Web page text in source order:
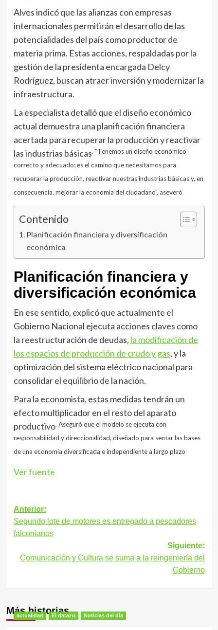
Alves indicó que las alianzas con empresas
internacionales permitirán el desarrollo de las
potencialidades del país como productor de
materia prima. Estas acciones, respaldadas por la
gestión de la presidenta encargada Delcy
Rodríguez, buscan atraer inversión y modernizar la
infraestructura.
La especialista detalló que el diseño económico
actual demuestra una planificación financiera
acertada para recuperar la producción y reactivar
las industrias básicas. “Tenemos un diseño económico
correcto y adecuado; es el camino que necesitamos para
recuperar la producción, reactivar nuestras industrias básicas y, en
consecuencia, mejorar la economía del ciudadano”, aseveró
Contenido
Planificación financiera y diversificación
económica
Planificación financiera y
diversificación económica
En ese sentido, explicó que actualmente el
Gobierno Nacional ejecuta acciones claves como
la reestructuración de deudas, la modificación de
los espacios de producción de crudo y gas, y la
optimización del sistema eléctrico nacional para
consolidar el equilibrio de la nación.
Para la economista, estas medidas tendrán un
efecto multiplicador en el resto del aparato
productivo. Aseguró que el modelo se ejecuta con
responsabilidad y direccionalidad, diseñado para sentar las bases
de una economía diversificada e independiente a largo plazo
Ver fuente
Navegación
de
Anterior:
Segundo lote de motores es entregado a pescadores
falconianos
Siguiente:
Comunicación y Cultura se suma a la reingeniería del
Gobierno
Más historias
actualidad El datazo Noticias del día